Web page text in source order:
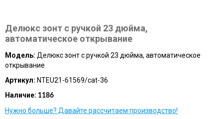
Делюкс зонт с ручкой 23 дюйма,
автоматическое открывание
Модель: Делюкс зонт с ручкой 23 дюйма, автоматическое
открывание
Артикул: NTEU21-61569/cat-36
Наличие: 1186
Нужно больше? Давайте рассчитаем производство!